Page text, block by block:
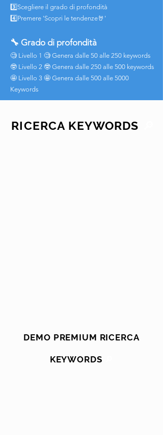
3️⃣Scegliere il grado di profondità
4️⃣Premere 'Scopri le tendenze🤘'
🔧 Grado di profondità
🧐 Livello 1 🧐 Genera dalle 50 alle 250 keywords
🤓 Livello 2 🤓 Genera dalle 250 alle 500 keywords
🤩 Livello 3 🤩 Genera dalle 500 alle 5000
Keywords
RICERCA KEYWORDS
DEMO PREMIUM RICERCA
KEYWORDS